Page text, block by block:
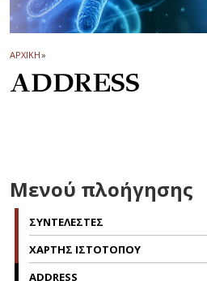
ΑΡΧΙΚΗ»
ADDRESS
Μενού πλοήγησης
ΣΥΝΤΕΛΕΣΤΕΣ
ΧΑΡΤΗΣ ΙΣΤΟΤΟΠΟΥ
ADDRESS